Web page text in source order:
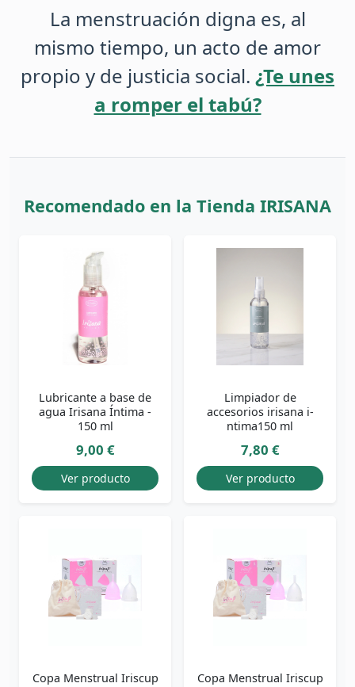
La menstruación digna es, al
mismo tiempo, un acto de amor
propio y de justicia social. ¿Te unes
a romper el tabú?
Recomendado en la Tienda IRISANA
Lubricante a base de
agua Irisana Íntima -
150 ml
9,00 €
Ver producto
Limpiador de
accesorios irisana i­
ntima150 ml
7,80 €
Ver producto
Copa Menstrual Iriscup
Copa Menstrual Iriscup